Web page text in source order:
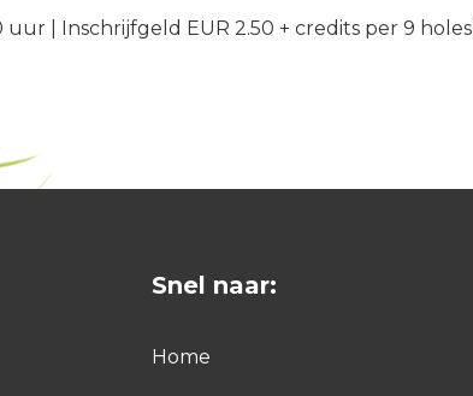
| Inschrijfgeld EUR 2.50 + credits per 9 holes|
Snel naar:
Home